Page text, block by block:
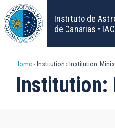
Skip
to
main
content
Instituto de
de Canarias • IAC
Breadcrumb
Home Institution Institution:
Institution: